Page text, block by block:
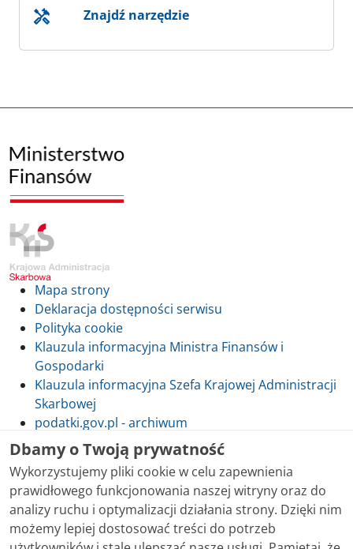
Znajdź narzędzie
Mapa strony
Deklaracja dostępności serwisu
Polityka cookie
Klauzula informacyjna Ministra Finansów i
Gospodarki
Klauzula informacyjna Szefa Krajowej Administracji
Skarbowej
podatki.gov.pl - archiwum
Skontaktuj się z nami
Treści zamieszczone w serwisie udostępniamy
Dbamy o Twoją prywatność
Wykorzystujemy pliki cookie w celu zapewnienia
prawidłowego funkcjonowania naszej witryny oraz do
analizy ruchu i optymalizacji działania strony. Dzięki nim
możemy lepiej dostosować treści do potrzeb